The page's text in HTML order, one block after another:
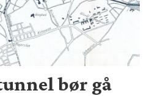
bør gå